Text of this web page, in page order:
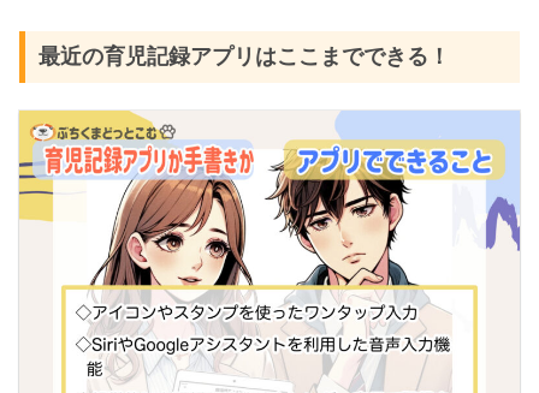
最近の育児記録アプリはここまでできる！